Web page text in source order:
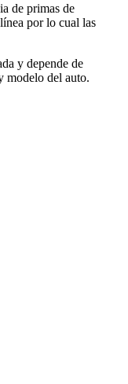
de primas de
por lo cual las
y depende de
modelo del auto.